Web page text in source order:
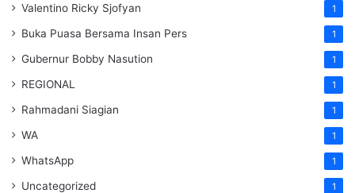
Valentino Ricky Sjofyan 1
Buka Puasa Bersama Insan Pers 1
Gubernur Bobby Nasution 1
REGIONAL 1
Rahmadani Siagian 1
WA 1
WhatsApp 1
Uncategorized 1